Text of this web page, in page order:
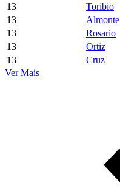
13
Toribio
13
Almonte
13
Rosario
13
Ortiz
13
Cruz
Ver Mais